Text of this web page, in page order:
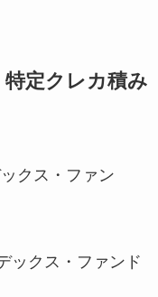
定クレカ積み
クス・ファン
ックス・ファンド